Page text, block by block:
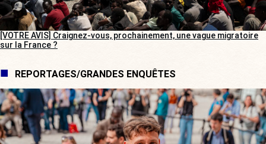
[VOTRE AVIS] Craignez-vous, prochainement, une vague migratoire
sur la France ?
REPORTAGES/GRANDES ENQUÊTES